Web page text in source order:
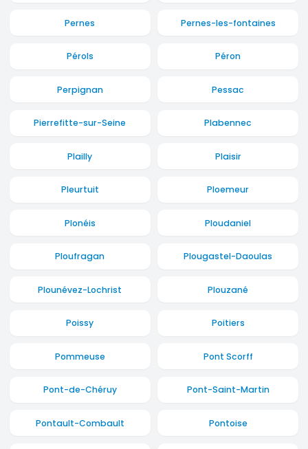
Pernes Pernes-les-fontaines
Pérols Péron
Perpignan Pessac
Pierrefitte-sur-Seine Plabennec
Plailly Plaisir
Pleurtuit Ploemeur
Plonéis Ploudaniel
Ploufragan Plougastel-Daoulas
Plounévez-Lochrist Plouzané
Poissy Poitiers
Pommeuse Pont Scorff
Pont-de-Chéruy Pont-Saint-Martin
Pontault-Combault Pontoise